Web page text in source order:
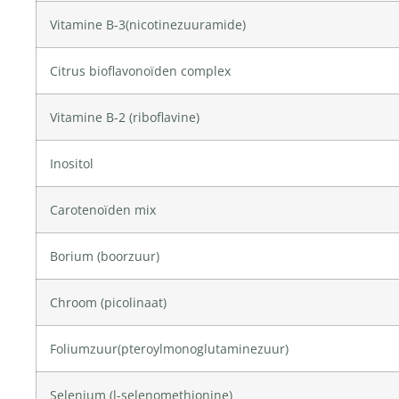
Vitamine B-3(nicotinezuuramide)
Citrus bioflavonoïden complex
Vitamine B-2 (riboflavine)
Inositol
Carotenoïden mix
Borium (boorzuur)
Chroom (picolinaat)
Foliumzuur(pteroylmonoglutaminezuur)
Selenium (l-selenomethionine)